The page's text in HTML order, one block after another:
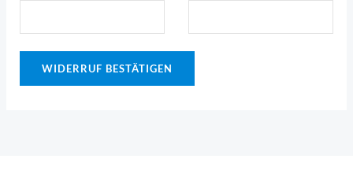
a
l
WIDERRUF BESTÄTIGEN